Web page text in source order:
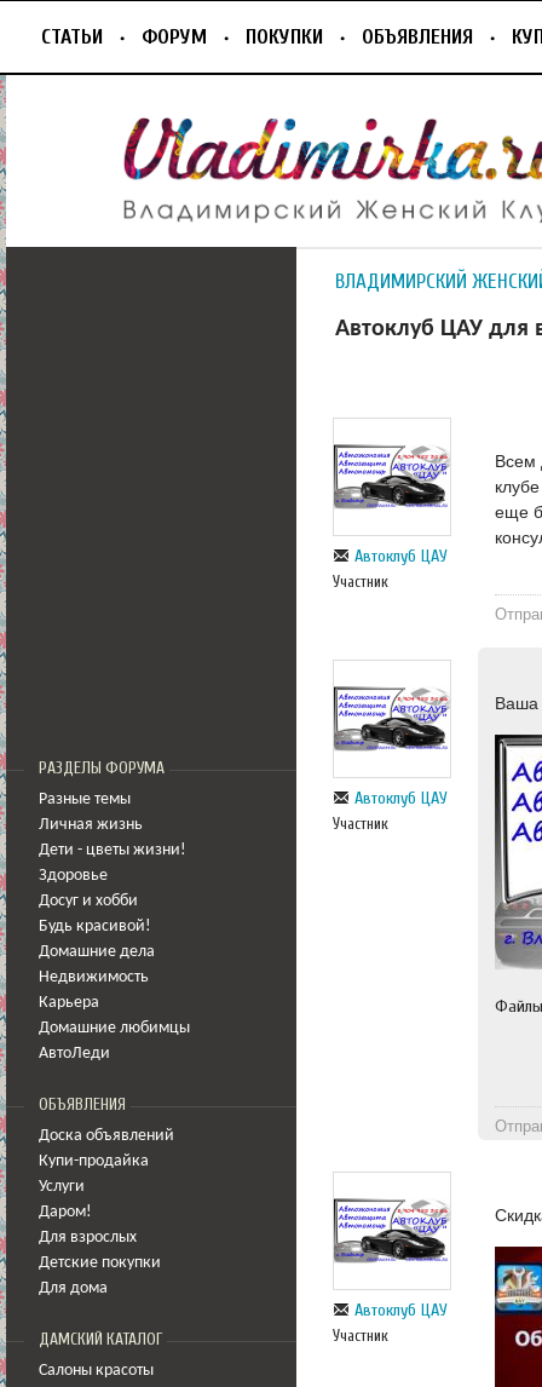
СТАТЬИ ФОРУМ ПОКУПКИ ОБЪЯВЛЕНИЯ
РАЗДЕЛЫ ФОРУМА
Разные темы
Личная жизнь
Дети - цветы жизни!
Здоровье
Досуг и хобби
Будь красивой!
Домашние дела
Недвижимость
Карьера
Домашние любимцы
АвтоЛеди
ОБЪЯВЛЕНИЯ
Доска объявлений
Купи-продайка
Услуги
Даром!
Для взрослых
Детские покупки
Для дома
ДАМСКИЙ КАТАЛОГ
Салоны красоты
ВЛАДИМИРСКИЙ
Автоклуб ЦАУ для
Автоклуб ЦАУ
Участник
Всем
еще
Автоклуб ЦАУ
Участник
Ваша
Автоклуб ЦАУ
Участник